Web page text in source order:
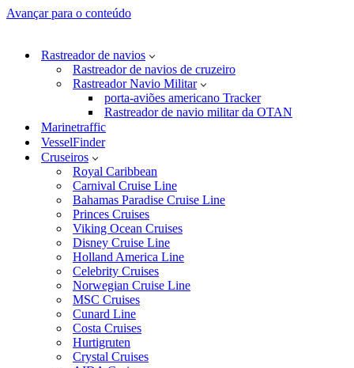
Avançar para o conteúdo
Rastreador de navios
Rastreador de navios de cruzeiro
Rastreador Navio Militar
porta-aviões americano Tracker
Rastreador de navio militar da OTAN
Marinetraffic
VesselFinder
Cruseiros
Royal Caribbean
Carnival Cruise Line
Bahamas Paradise Cruise Line
Princes Cruises
Viking Ocean Cruises
Disney Cruise Line
Holland America Line
Celebrity Cruises
Norwegian Cruise Line
MSC Cruises
Cunard Line
Costa Cruises
Hurtigruten
Crystal Cruises